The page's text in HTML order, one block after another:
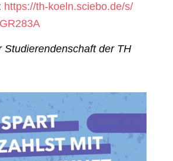
https://th-koeln.sciebo.de/s/
Studierendenschaft der TH